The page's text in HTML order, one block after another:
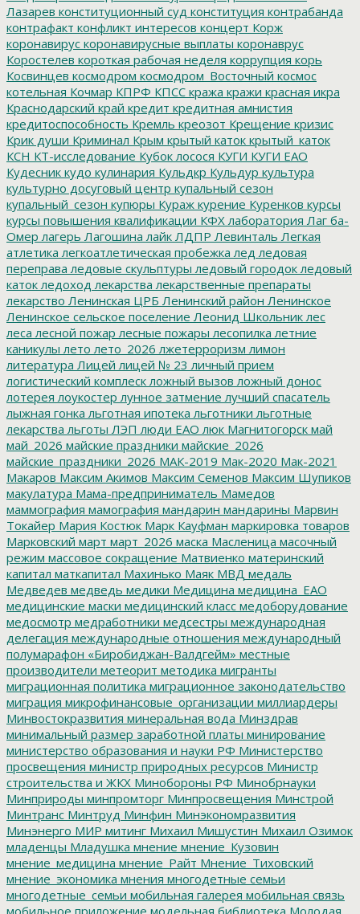
Лазарев конституционный суд конституция контрабанда
контрафакт конфликт интересов концерт Корж
коронавирус коронавирусные выплаты коронаврус
Коростелев короткая рабочая неделя коррупция корь
Косвинцев космодром космодром_Восточный космос
котельная Кочмар КПРФ КПСС кража кражи красная икра
Краснодарский край кредит кредитная амнистия
кредитоспособность Кремль креозот Крещение кризис
Крик души Криминал Крым крытый каток крытый_каток
КСН КТ-исследование Кубок лосося КУГИ КУГИ ЕАО
Кудесник кудо кулинария Кульдкр Кульдур культура
культурно досуговый центр купальный сезон
купальный_сезон купюры Кураж курение Куренков курсы
курсы повышения квалификации КФХ лаборатория Лаг ба-
Омер лагерь Лагошина лайк ЛДПР Левинталь Легкая
атлетика легкоатлетическая пробежка лед ледовая
переправа ледовые скульптуры ледовый городок ледовый
каток ледоход лекарства лекарственные препараты
лекарство Ленинская ЦРБ Ленинский район Ленинское
Ленинское сельское поселение Леонид Школьник лес
леса лесной пожар лесные пожары лесопилка летние
каникулы лето лето_2026 лжетерроризм лимон
литература Лицей лицей № 23 личный прием
логистический комплеск ложный вызов ложный донос
лотерея лоукостер лунное затмение лучший спасатель
лыжная гонка льготная ипотека льготники льготные
лекарства льготы ЛЭП люди ЕАО люк Магнитогорск май
май_2026 майские праздники майские_2026
майские_праздники_2026 МАК-2019 Мак-2020 Мак-2021
Макаров Максим Акимов Максим Семенов Максим Шупиков
макулатура Мама-предприниматель Мамедов
маммография мамография мандарин мандарины Марвин
Токайер Мария Костюк Марк Кауфман маркировка товаров
Марковский март март_2026 маска Масленица масочный
режим массовое сокращение Матвиенко материнский
капитал маткапитал Махинько Маяк МВД медаль
Медведев медведь медики Медицина медицина_ЕАО
медицинские маски медицинский класс медоборудование
медосмотр медработники медсестры международная
делегация международные отношения международный
полумарафон «Биробиджан-Валдгейм» местные
производители метеорит методика мигранты
миграционная политика миграционное законодательство
миграция микрофинансовые_организации миллиардеры
Минвостокразвития минеральная вода Минздрав
минимальный размер заработной платы минирование
министерство образования и науки РФ Министерство
просвещения министр природных ресурсов Министр
строительства и ЖКХ Минобороны РФ Минобрнауки
Минприроды минпромторг Минпросвещения Минстрой
Минтранс Минтруд Минфин Минэкономразвития
Минэнерго МИР митинг Михаил Мишустин Михаил Озимок
младенцы Младушка мнение мнение_Кузовин
мнение_медицина мнение_Райт Мнение_Тиховский
мнение_экономика мнения многодетные семьи
многодетные_семьи мобильная галерея мобильная связь
мобильное приложение модельная библиотека Молодая